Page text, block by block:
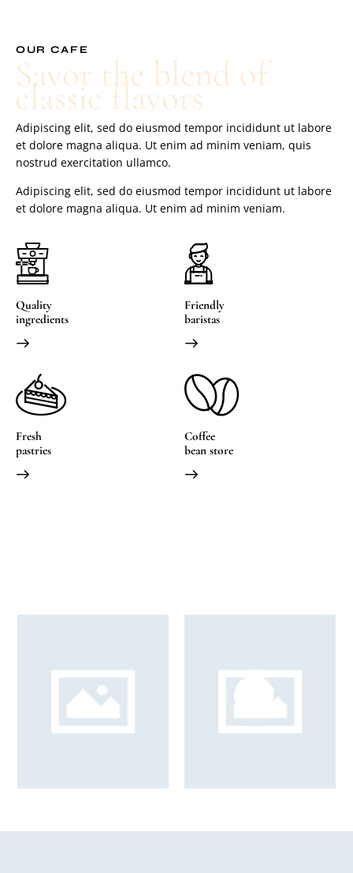
OUR CAFE
Savor the blend of
classic flavors
Adipiscing elit, sed do eiusmod tempor incididunt ut labore
et dolore magna aliqua. Ut enim ad minim veniam, quis
nostrud exercitation ullamco.
Adipiscing elit, sed do eiusmod tempor incididunt ut labore
et dolore magna aliqua. Ut enim ad minim veniam.
Quality
ingredients
Friendly
baristas
Fresh
pastries
Coffee
bean store